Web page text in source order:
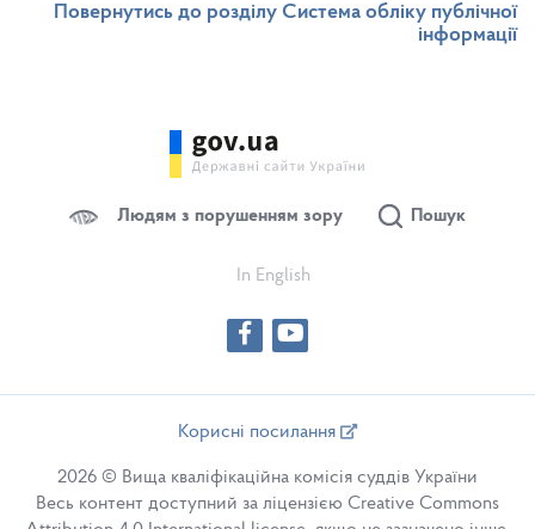
Повернутись до розділу Система обліку публічної
інформації
Людям з порушенням зору Пошук
In English
Корисні посилання
2026 © Вища кваліфікаційна комісія суддів України
Весь контент доступний за ліцензією Creative Commons